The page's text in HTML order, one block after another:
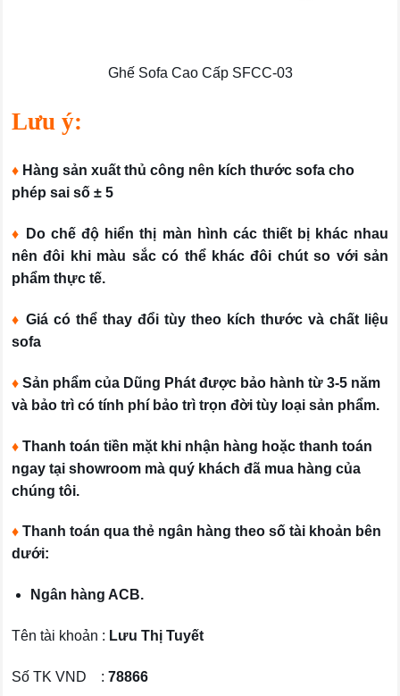
Ghế Sofa Cao Cấp SFCC-03
Lưu ý:
♦ Hàng sản xuất thủ công nên kích thước sofa cho
phép sai số ± 5
♦
Do chế độ hiển thị màn hình các thiết bị khác nhau
nên đôi khi màu sắc có thể khác đôi chút so với sản
phẩm thực tế.
♦ Giá có thể thay đổi tùy theo kích thước và chất liệu
sofa
♦ Sản phẩm của Dũng Phát được bảo hành từ 3-5 năm
và bảo trì có tính phí bảo trì trọn đời tùy loại sản phẩm.
♦ Thanh toán tiền mặt khi nhận hàng hoặc thanh toán
ngay tại showroom mà quý khách đã mua hàng của
chúng tôi.
♦ Thanh toán qua thẻ ngân hàng theo số tài khoản bên
dưới:
Ngân hàng ACB.
Tên tài khoản : Lưu Thị Tuyết
Số TK VND : 78866